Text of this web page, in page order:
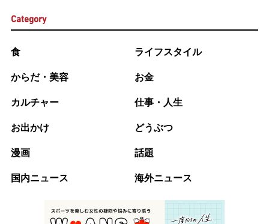
Category
食 ライフスタイル
からだ・美容 お金
カルチャー 仕事・人生
お出かけ どうぶつ
漫画 話題
国内ニュース 海外ニュース